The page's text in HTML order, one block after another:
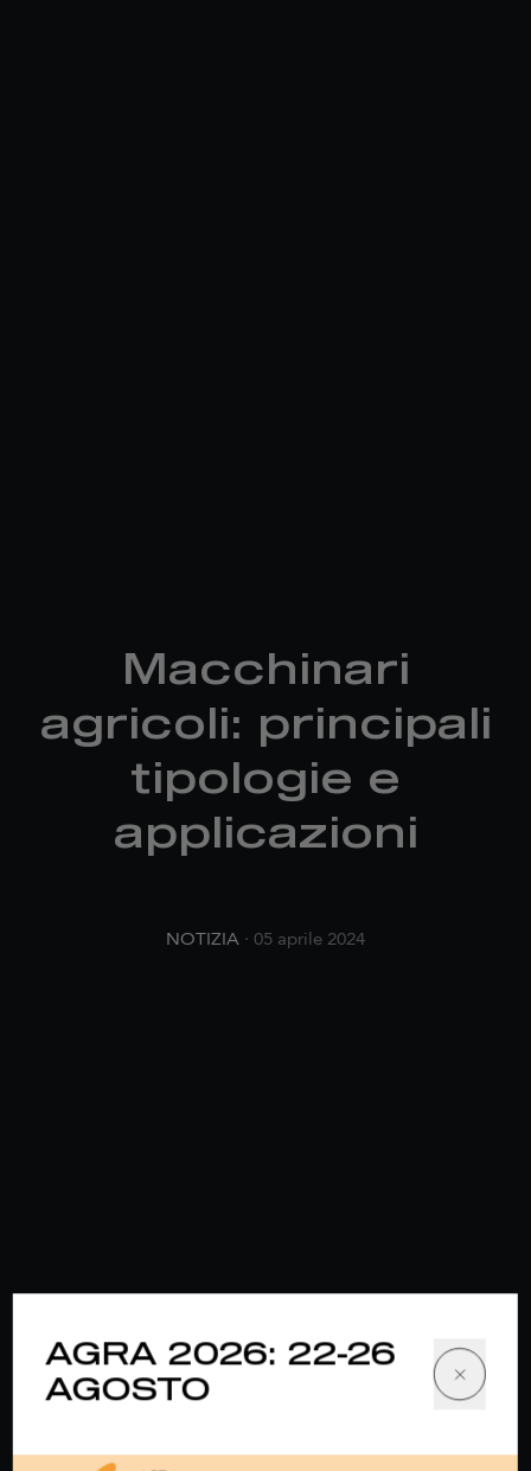
Macchinari
agricoli: principali
tipologie e
applicazioni
NOTIZIA · 05 aprile 2024
AGRA 2026: 22-26
AGOSTO